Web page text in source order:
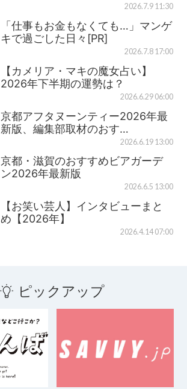
2026.7.9 11:30
「仕事もお金もなくても…」マンゲ
キで過ごした日々[PR]
2026.7.8 17:00
【カメリア・マキの魔女占い】
2026年下半期の運勢は？
2026.6.29 06:00
京都アフタヌーンティー2026年最
新版、編集部取材のおす…
2026.6.19 13:00
京都・滋賀のおすすめビアガーデ
ン2026年最新版
2026.6.5 13:00
【お笑い芸人】インタビューまと
め【2026年】
2026.4.14 07:00
ピックアップ